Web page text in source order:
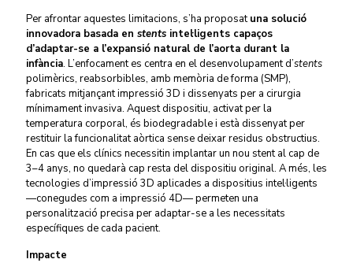
Per afrontar aquestes limitacions, s’ha proposatuna solució
innovadora basada en stents intel·ligents capaços
d’adaptar-se a l’expansió natural de l’aorta durant la
infància. L’enfocament es centra en el desenvolupament d’stents
polimèrics, reabsorbibles, amb memòria de forma (SMP),
fabricats mitjançant impressió 3D i dissenyats per a cirurgia
mínimament invasiva. Aquest dispositiu, activat per la
temperatura corporal, és biodegradable i està dissenyat per
restituir la funcionalitat aòrtica sense deixar residus obstructius.
En cas que els clínics necessitin implantar un nou stent al cap de
3–4 anys, no quedarà cap resta del dispositiu original. A més, les
tecnologies d’impressió 3D aplicades a dispositius intel·ligents
—conegudes com a impressió 4D— permeten una
personalització precisa per adaptar-se a les necessitats
específiques de cada pacient.
Impacte